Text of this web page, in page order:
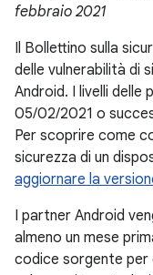
febbraio 2021
Il Bollettino sulla
delle vulnerabilità di
Android. I livelli delle
05/02/2021 o
Per scoprire come
sicurezza di un
aggiornare la
I partner Android
almeno un mese
codice sorgente